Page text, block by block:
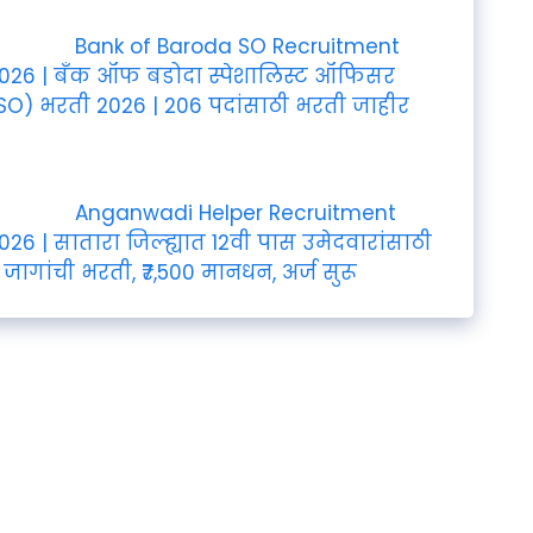
Bank of Baroda SO Recruitment
| बँक ऑफ बडोदा स्पेशालिस्ट ऑफिसर
भरती 2026 | 206 पदांसाठी भरती जाहीर
Anganwadi Helper Recruitment
| सातारा जिल्ह्यात 12वी पास उमेदवारांसाठी
जागांची भरती, ₹7,500 मानधन, अर्ज सुरू